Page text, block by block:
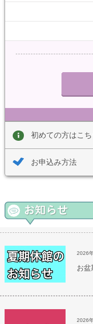
初めての方はこち
お申込み方法
2026
お盆
2026